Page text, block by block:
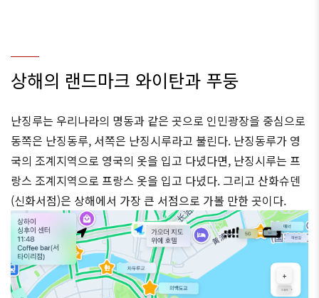
상해의 랜드마크 와이탄과 푸둥
난징루는 우리나라의 명동과 같은 곳으로 인민광장을 중심으로
동쪽은 난징동루, 서쪽은 난징시루라고 불린다. 난징동루가 영
국의 조계지역으로 영국의 옷을 입고 다녔다면, 난징시루는 프
랑스 조계지역으로 프랑스 옷을 입고 다녔다. 그리고 산화슈덴
(신화서점)은 상해에서 가장 큰 서점으로 가볼 만한 곳이다.